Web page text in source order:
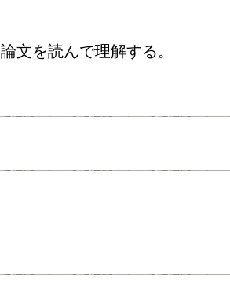
論文を読んで理解する。